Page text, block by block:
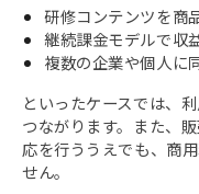
研修コンテンツを商
継続課金モデルで収
複数の企業や個人に
といったケースでは、
つながります。また、
応を行ううえでも、商
せん。